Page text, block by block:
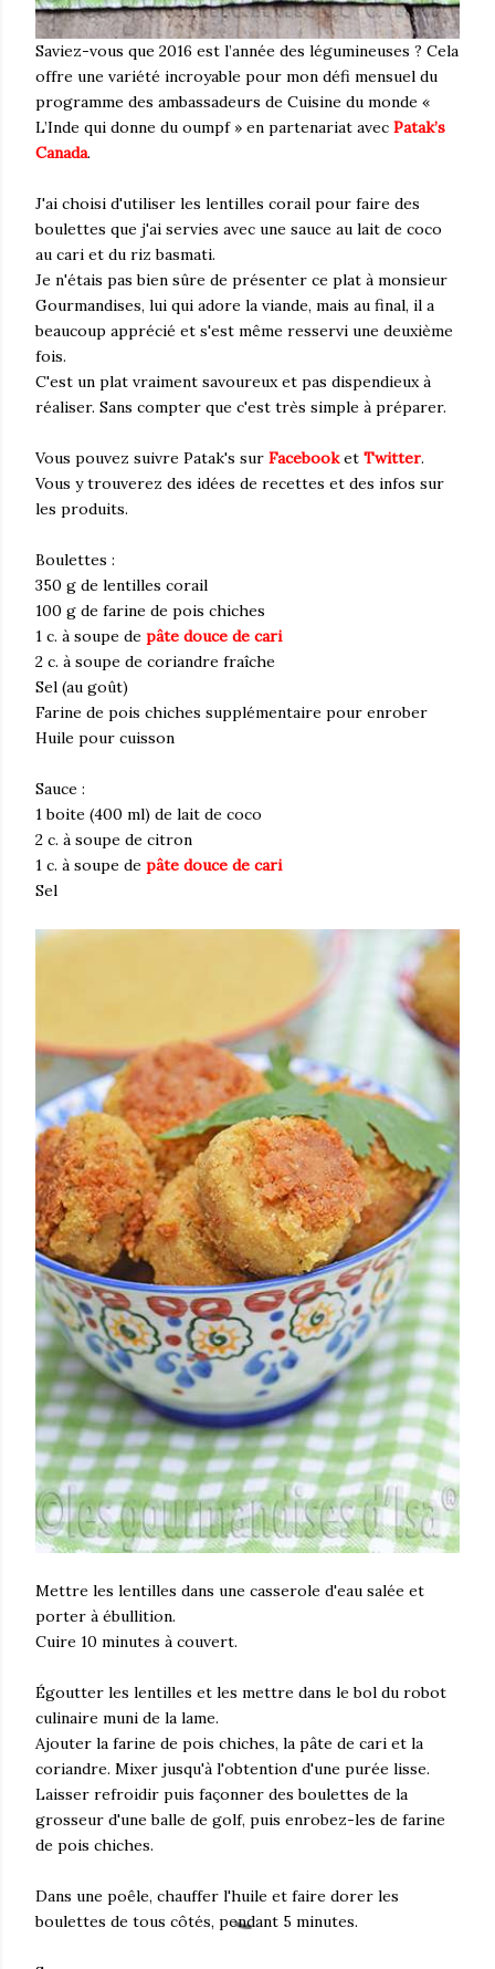
Saviez-vous que 2016 est l’année des légumineuses ? Cela
offre une variété incroyable pour mon défi mensuel du
programme des ambassadeurs de Cuisine du monde «
L’Inde qui donne du oumpf » en partenariat avec Patak’s
Canada.
J'ai choisi d'utiliser les lentilles corail pour faire des
boulettes que j'ai servies avec une sauce au lait de coco
au cari et du riz basmati.
Je n'étais pas bien sûre de présenter ce plat à monsieur
Gourmandises, lui qui adore la viande, mais au final, il a
beaucoup apprécié et s'est même resservi une deuxième
fois.
C'est un plat vraiment savoureux et pas dispendieux à
réaliser. Sans compter que c'est très simple à préparer.
Vous pouvez suivre Patak's sur Facebooket Twitter.
Vous y trouverez des idées de recettes et des infos sur
les produits.
Boulettes :
350 g de lentilles corail
100 g de farine de pois chiches
1 c. à soupe de pâte douce de cari
2 c. à soupe de coriandre fraîche
Sel (au goût)
Farine de pois chiches supplémentaire pour enrober
Huile pour cuisson
Sauce :
1 boite (400 ml) de lait de coco
2 c. à soupe de citron
1 c. à soupe de pâte douce de cari
Sel
Mettre les lentilles dans une casserole d'eau salée et
porter à ébullition.
Cuire 10 minutes à couvert.
Égoutter les lentilles et les mettre dans le bol du robot
culinaire muni de la lame.
Ajouter la farine de pois chiches, la pâte de cari et la
coriandre. Mixer jusqu'à l'obtention d'une purée lisse.
Laisser refroidir puis façonner des boulettes de la
grosseur d'une balle de golf, puis enrobez-les de farine
de pois chiches.
Dans une poêle, chauffer l'huile et faire dorer les
boulettes de tous côtés, pendant 5 minutes.